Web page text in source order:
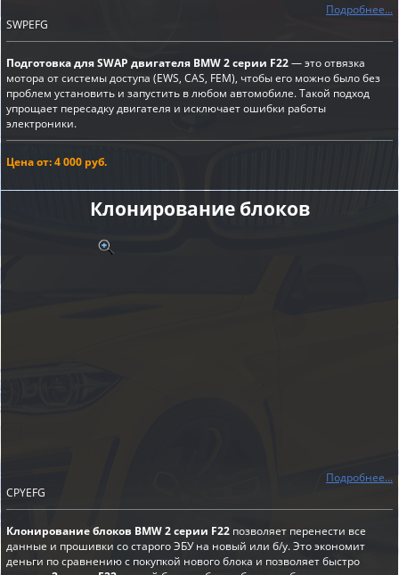
Подробнее...
SWPEFG
Подготовка для SWAP двигателя BMW 2 серии F22— это отвязка
мотора от системы доступа (EWS, CAS, FEM), чтобы его можно было без
проблем установить и запустить в любом автомобиле. Такой подход
упрощает пересадку двигателя и исключает ошибки работы
электроники.
Цена от: 4 000 руб.
Клонирование блоков
Подробнее...
CPYEFG
Клонирование блоков BMW 2 серии F22 позволяет перенести все
данные и прошивки со старого ЭБУ на новый или б/у. Это экономит
деньги по сравнению с покупкой нового блока и позволяет быстро